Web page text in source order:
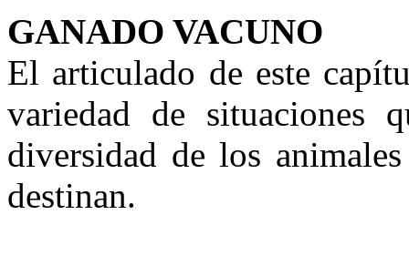
GANADO VACUNO
El articulado de este
variedad de situaciones
diversidad de los
destinan.